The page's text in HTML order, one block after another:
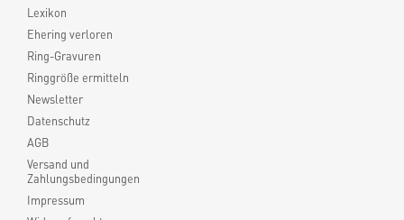
Lexikon
Ehering verloren
Ring-Gravuren
Ringgröße ermitteln
Newsletter
Datenschutz
AGB
Versand und
Zahlungsbedingungen
Impressum